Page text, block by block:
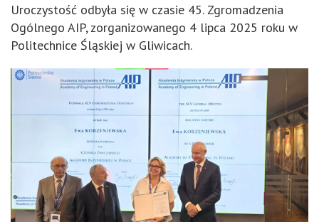
Uroczystość odbyła się w czasie 45. Zgromadzenia
Ogólnego AIP, zorganizowanego 4 lipca 2025 roku w
Politechnice Śląskiej w Gliwicach.